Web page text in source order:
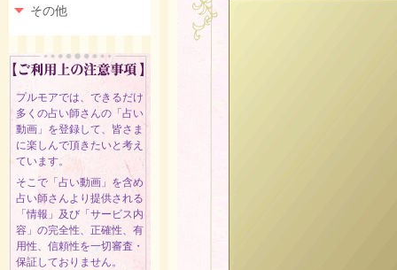
その他
プルモアでは、できるだけ
多くの占い師さんの「占い
動画」を登録して、皆さま
に楽しんで頂きたいと考え
ています。
そこで「占い動画」を含め
占い師さんより提供される
「情報」及び「サービス内
容」の完全性、正確性、有
用性、信頼性を一切審査・
保証しておりません。